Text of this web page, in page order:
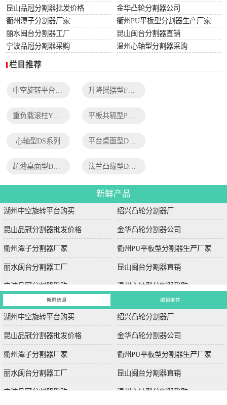
昆山品冠分割器批发价格
金华凸轮分割器公司
衢州潭子分割器厂家
衢州PU平板型分割器生产厂家
丽水闽台分割器工厂
昆山闽台分割器直销
宁波品冠分割器采购
温州心轴型分割器采购
栏目推荐
升降摇摆型FH系列
心轴型DS系列 平台桌面型DT系列
法兰凸缘型DF系列
新鲜产品
湖州中空旋转平台购买 绍兴凸轮分割器厂
昆山品冠分割器批发价格 金华凸轮分割器公司
衢州潭子分割器厂家 衢州PU平板型分割器生产厂家
丽水闽台分割器工厂 昆山闽台分割器直销
宁波品冠分割器采购 温州心轴型分割器采购
新鲜信息 编辑推荐
湖州中空旋转平台购买 绍兴凸轮分割器厂
昆山品冠分割器批发价格 金华凸轮分割器公司
衢州潭子分割器厂家 衢州PU平板型分割器生产厂家
丽水闽台分割器工厂 昆山闽台分割器直销
宁波品冠分割器采购 温州心轴型分割器采购